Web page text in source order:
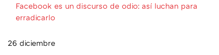
Facebook es un discurso de odio: así luchan para
erradicarlo
26 diciembre